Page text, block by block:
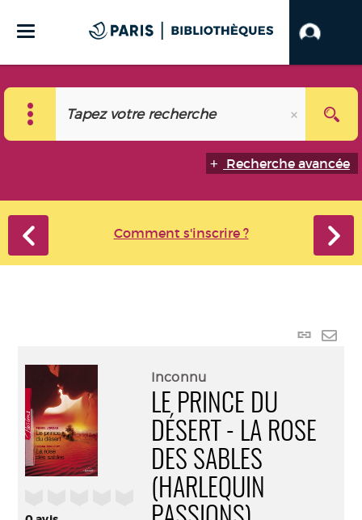
Recherche avancée
Comment s'inscrire ?
Lien
Inconnu
LE PRINCE DU
DÉSERT - LA ROSE
DES SABLES
(HARLEQUIN